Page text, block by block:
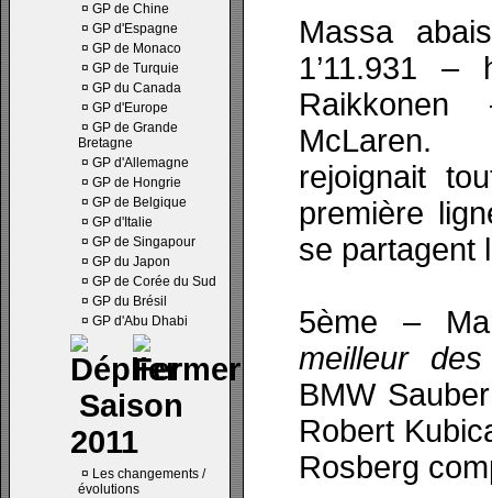
¤ GP de Chine
¤ GP d'Espagne
¤ GP de Monaco
¤ GP de Turquie
¤ GP du Canada
¤ GP d'Europe
¤ GP de Grande
Bretagne
¤ GP d'Allemagne
¤ GP de Hongrie
¤ GP de Belgique
¤ GP d'Italie
¤ GP de Singapour
¤ GP du Japon
¤ GP de Corée du Sud
¤ GP du Brésil
¤ GP d'Abu Dhabi
Saison
2011
¤ Les changements /
évolutions
Massa
1’11.931
McLaren.
rejoignait
première
se partagent
5ème –
meilleur
BMW
Robert
Rosberg